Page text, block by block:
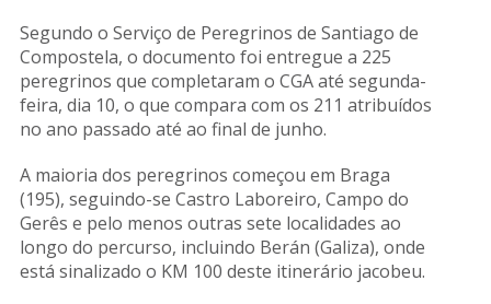
Segundo o Serviço de Peregrinos de Santiago de
Compostela, o documento foi entregue a 225
peregrinos que completaram o CGA até segunda-
feira, dia 10, o que compara com os 211 atribuídos
no ano passado até ao final de junho.
A maioria dos peregrinos começou em Braga
(195), seguindo-se Castro Laboreiro, Campo do
Gerês e pelo menos outras sete localidades ao
longo do percurso, incluindo Berán (Galiza), onde
está sinalizado o KM 100 deste itinerário jacobeu.